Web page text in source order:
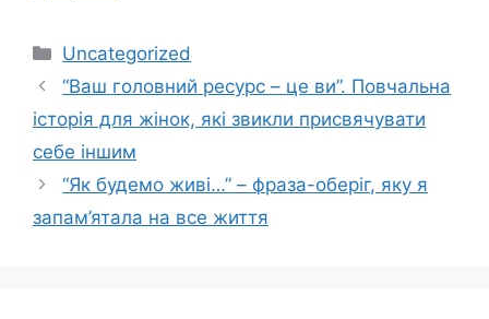
Категорії
Uncategorized
“Ваш головний ресурс – це ви”. Повчальна
історія для жінок, які звикли присвячувати
себе іншим
“Як будемо живі…” – фраза-оберіг, яку я
запам’ятала на все життя